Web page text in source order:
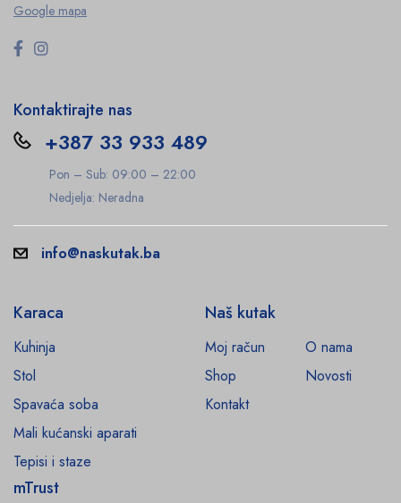
Google mapa
Kontaktirajte nas
+387 33 933 489
Pon – Sub: 09:00 – 22:00
Nedjelja: Neradna
info@naskutak.ba
Karaca
Kuhinja
Stol
Spavaća soba
Mali kućanski aparati
Tepisi i staze
Naš kutak
Moj račun
O nama
Shop
Novosti
Kontakt
mTrust